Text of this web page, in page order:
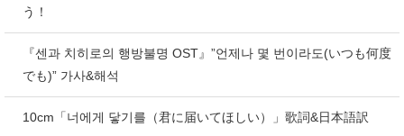
う！
『센과 치히로의 행방불명 OST』”언제나 몇 번이라도(いつも何度
でも)” 가사&해석
10cm「너에게 닿기를（君に届いてほしい）」歌詞&日本語訳